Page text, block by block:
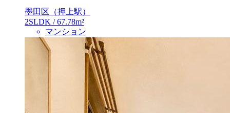
墨田区（押上駅）
2SLDK / 67.78m²
マンション